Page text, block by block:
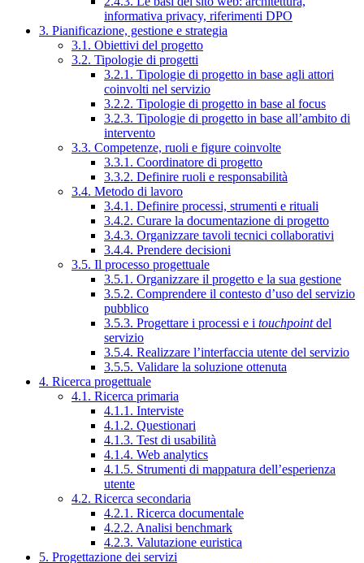
informativa privacy, riferimenti DPO
3. Pianificazione, gestione e strategia
3.1. Obiettivi del progetto
3.2. Tipologie di progetti
3.2.1. Tipologie di progetto in base agli attori
coinvolti nel servizio
3.2.2. Tipologie di progetto in base al focus
3.2.3. Tipologie di progetto in base all’ambito di
intervento
3.3. Competenze, ruoli e figure coinvolte
3.3.1. Coordinatore di progetto
3.3.2. Definire ruoli e responsabilità
3.4. Metodo di lavoro
3.4.1. Definire processi, strumenti e rituali
3.4.2. Curare la documentazione di progetto
3.4.3. Organizzare tavoli tecnici collaborativi
3.4.4. Prendere decisioni
3.5. Il processo progettuale
3.5.1. Organizzare il progetto e la sua gestione
3.5.2. Comprendere il contesto d’uso del servizio
pubblico
3.5.3. Progettare i processi e i touchpointdel
servizio
3.5.4. Realizzare l’interfaccia utente del servizio
3.5.5. Validare la soluzione ottenuta
4. Ricerca progettuale
4.1. Ricerca primaria
4.1.1. Interviste
4.1.2. Questionari
4.1.3. Test di usabilità
4.1.4. Web analytics
4.1.5. Strumenti di mappatura dell’esperienza
utente
4.2. Ricerca secondaria
4.2.1. Ricerca documentale
4.2.2. Analisi benchmark
4.2.3. Valutazione euristica
5. Progettazione dei servizi